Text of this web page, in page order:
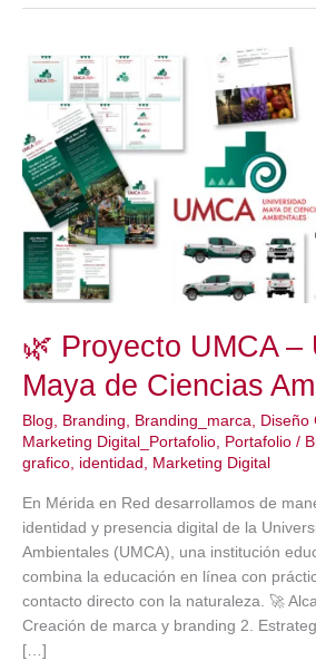
🌿 Proyecto UMCA –
Maya de Ciencias
Blog Branding Branding_marca Diseño
Marketing Digital_Portafolio
Portafolio /
grafico identidad Marketing Digital
En Mérida en Red desarrollamos de
identidad y presencia digital de la
Ambientales (UMCA), una institución
combina la educación en línea con
contacto directo con la naturaleza. 🚀
Creación de marca y branding 2.
[…]